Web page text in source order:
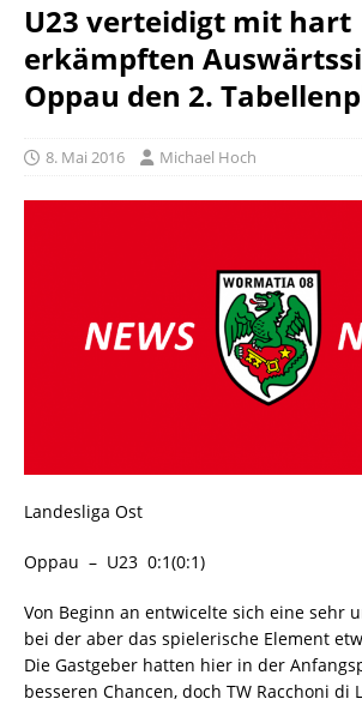
U23 verteidigt mit hart
erkämpften
Oppau den 2.
8. Mai 2016 Michael Hoch
Landesliga Ost
Oppau – U23 0:1(0:1)
Von Beginn an entwicelte sich eine sehr
bei der aber das spielerische Element
Die Gastgeber hatten hier in der
besseren Chancen, doch TW Racchoni di